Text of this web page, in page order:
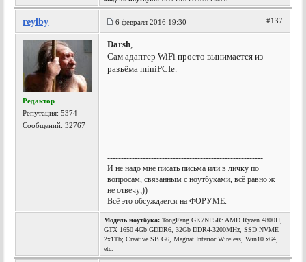
reylby 6 февраля 2016 19:30 #137
Редактор
Репутация:5374
Сообщений: 32767
Darsh,
Сам адаптер WiFi просто вынимается из
разъёма miniPCIe.
---------------------------------------------------------
И не надо мне писать письма или в личку по
вопросам, связанным с ноутбуками, всё равно ж
не отвечу;))
Всё это обсуждается на ФОРУМЕ.
Модель ноутбука: TongFang GK7NP5R: AMD Ryzen 4800H,
GTX 1650 4Gb GDDR6, 32Gb DDR4-3200MHz, SSD NVME
2x1Tb; Creative SB G6, Magnat Interior Wireless, Win10 x64,
etc.